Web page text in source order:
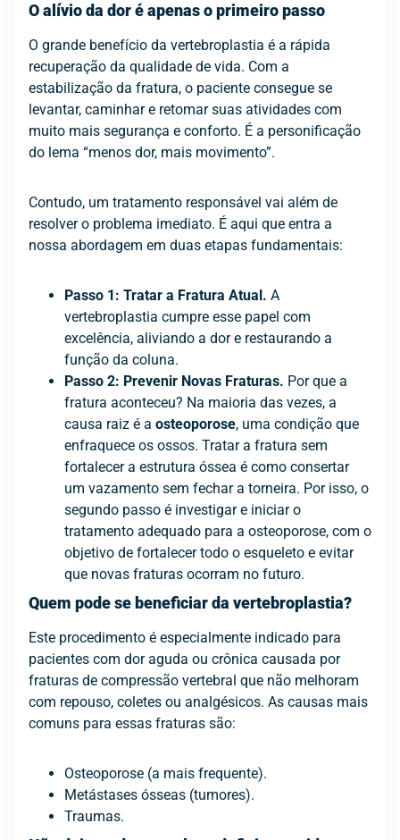
O alívio da dor é apenas o primeiro passo
O grande benefício da vertebroplastia é a rápida
recuperação da qualidade de vida. Com a
estabilização da fratura, o paciente consegue se
levantar, caminhar e retomar suas atividades com
muito mais segurança e conforto. É a personificação
do lema “menos dor, mais movimento”.
Contudo, um tratamento responsável vai além de
resolver o problema imediato. É aqui que entra a
nossa abordagem em duas etapas fundamentais:
Passo 1: Tratar a Fratura Atual. A
vertebroplastia cumpre esse papel com
excelência, aliviando a dor e restaurando a
função da coluna.
Passo 2: Prevenir Novas Fraturas. Por que a
fratura aconteceu? Na maioria das vezes, a
causa raiz é a osteoporose, uma condição que
enfraquece os ossos. Tratar a fratura sem
fortalecer a estrutura óssea é como consertar
um vazamento sem fechar a torneira. Por isso, o
segundo passo é investigar e iniciar o
tratamento adequado para a osteoporose, com o
objetivo de fortalecer todo o esqueleto e evitar
que novas fraturas ocorram no futuro.
Quem pode se beneficiar da vertebroplastia?
Este procedimento é especialmente indicado para
pacientes com dor aguda ou crônica causada por
fraturas de compressão vertebral que não melhoram
com repouso, coletes ou analgésicos. As causas mais
comuns para essas fraturas são:
Osteoporose (a mais frequente).
Metástases ósseas (tumores).
Traumas.